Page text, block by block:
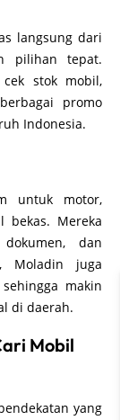
langsung dari
pilihan tepat.
stok mobil,
promo
Indonesia.
untuk motor,
bekas. Mereka
dokumen, dan
Moladin juga
makin
di daerah.
Mobil
yang